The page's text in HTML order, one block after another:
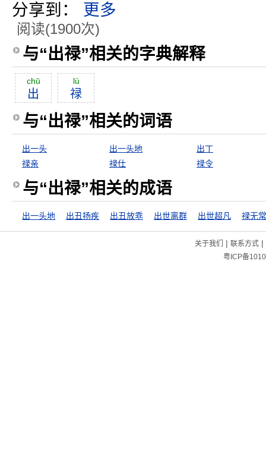
分享到： 更多
阅读(1900次)
与“出禄”相关的字典解释
chū
出
lù
禄
与“出禄”相关的词语
出一头 出一头地
出丁
禄亲
禄仕 禄令
与“出禄”相关的成语
出一头地 出丑扬疾 出丑放乖 出世离群 出世超凡 禄无
关于我们 | 联系方式|
粤ICP备